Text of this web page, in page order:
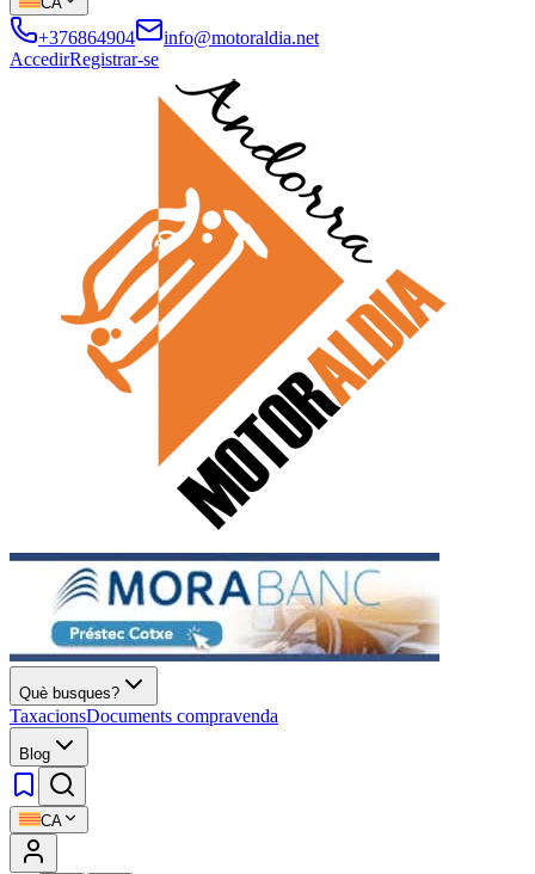
+376864904
info@motoraldia.net
AccedirRegistrar-se
Què busques?
TaxacionsDocuments compravenda
Blog
CA